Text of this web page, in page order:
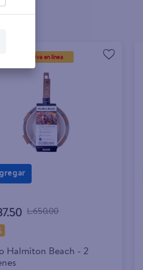
Rebaja exclusiva en línea
L.650.00
Halmiton Beach - 2